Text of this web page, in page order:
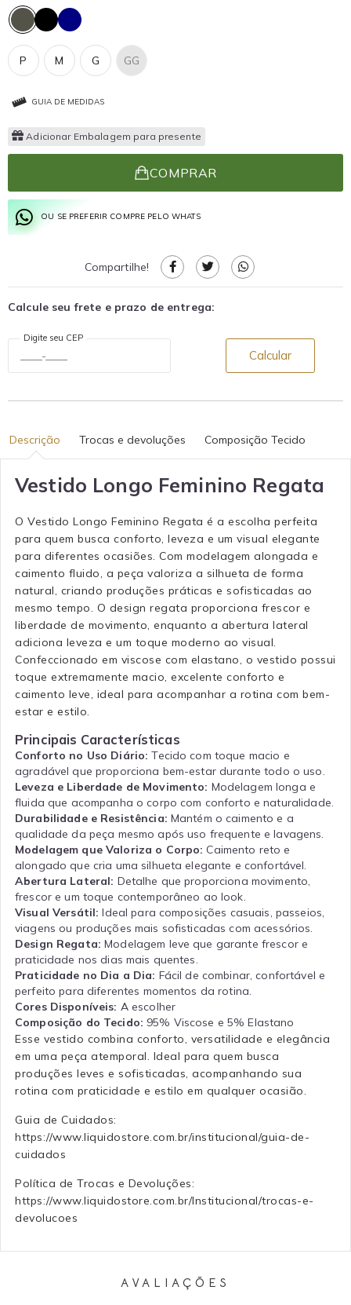
M G
P GG
GUIA DE MEDIDAS
Adicionar Embalagem para presente
COMPRAR
OU SE PREFERIR COMPRE PELO WHATS
Compartilhe!
Calcule seu frete e prazo de entrega:
Digite seu CEP
Calcular
Descrição Trocas e devoluções Composição Tecido
Vestido Longo Feminino Regata
O Vestido Longo Feminino Regata é a escolha perfeita
para quem busca conforto, leveza e um visual elegante
para diferentes ocasiões. Com modelagem alongada e
caimento fluido, a peça valoriza a silhueta de forma
natural, criando produções práticas e sofisticadas ao
mesmo tempo. O design regata proporciona frescor e
liberdade de movimento, enquanto a abertura lateral
adiciona leveza e um toque moderno ao visual.
Confeccionado em viscose com elastano, o vestido possui
toque extremamente macio, excelente conforto e
caimento leve, ideal para acompanhar a rotina com bem-
estar e estilo.
Principais Características
Conforto no Uso Diário: Tecido com toque macio e
agradável que proporciona bem-estar durante todo o uso.
Leveza e Liberdade de Movimento: Modelagem longa e
fluida que acompanha o corpo com conforto e naturalidade.
Durabilidade e Resistência: Mantém o caimento e a
qualidade da peça mesmo após uso frequente e lavagens.
Modelagem que Valoriza o Corpo: Caimento reto e
alongado que cria uma silhueta elegante e confortável.
Abertura Lateral: Detalhe que proporciona movimento,
frescor e um toque contemporâneo ao look.
Visual Versátil: Ideal para composições casuais, passeios,
viagens ou produções mais sofisticadas com acessórios.
Design Regata: Modelagem leve que garante frescor e
praticidade nos dias mais quentes.
Praticidade no Dia a Dia: Fácil de combinar, confortável e
perfeito para diferentes momentos da rotina.
Cores Disponíveis: A escolher
Composição do Tecido: 95% Viscose e 5% Elastano
Esse vestido combina conforto, versatilidade e elegância
em uma peça atemporal. Ideal para quem busca
produções leves e sofisticadas, acompanhando sua
rotina com praticidade e estilo em qualquer ocasião.
Guia de Cuidados:
https://www.liquidostore.com.br/institucional/guia-de-
cuidados
Política de Trocas e Devoluções:
https://www.liquidostore.com.br/Institucional/trocas-e-
devolucoes
AVALIAÇÕES